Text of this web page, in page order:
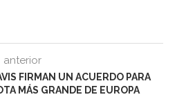
anterior
FIRMAN UN ACUERDO PARA
MÁS GRANDE DE EUROPA